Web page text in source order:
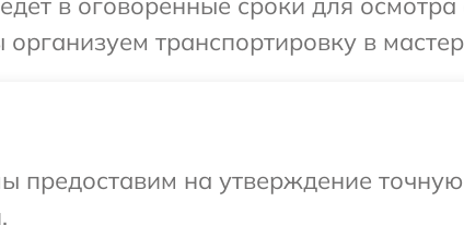
транспортировку в
предоставим на утверждение